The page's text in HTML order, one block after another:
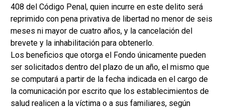
408 del Código Penal, quien incurre en este delito será
reprimido con pena privativa de libertad no menor de seis
meses ni mayor de cuatro años, y la cancelación del
brevete y la inhabilitación para obtenerlo.
Los beneficios que otorga el Fondo únicamente pueden
ser solicitados dentro del plazo de un año, el mismo que
se computará a partir de la fecha indicada en el cargo de
la comunicación por escrito que los establecimientos de
salud realicen a la víctima o a sus familiares, según